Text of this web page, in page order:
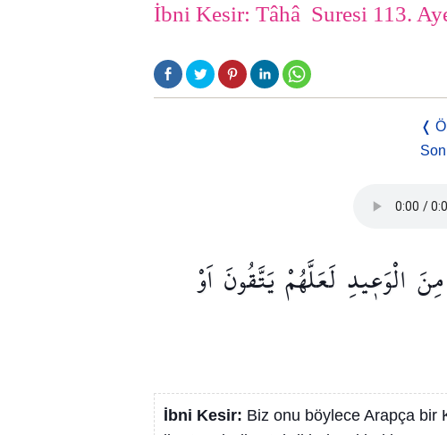
İbni Kesir: Tâhâ Suresi 113.
❬
مِنَ الْوَع۪يدِ لَعَلَّهُمْيَتَّقُونَاَوْ
İbni Kesir: Biz onu böylece Arapça bir